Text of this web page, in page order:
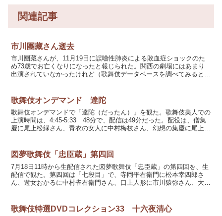
関連記事
市川團藏さん逝去
市川團藏さんが、11月19日に誤嚥性肺炎による敗血症ショックのた
め73歳でお亡くなりになったと報じられた。関西の劇場にはあまり
出演されていなかったけれど（歌舞伎データベースを調べてみると、
歌舞伎オンデマンド 達陀
歌舞伎オンデマンドで「達陀（だったん）」を観た。歌舞伎美人での
上演時間は、4:45-5:33 48分で、配信は49分だった。配役は、僧集
慶に尾上松緑さん、青衣の女人に中村梅枝さん、幻想の集慶に尾上左
図夢歌舞伎「忠臣蔵」第四回
7月18日11時から生配信された図夢歌舞伎「忠臣蔵」の第四回を、生
配信で観た。第四回は「七段目」で、寺岡平右衛門に松本幸四郎さ
ん、遊女おかるに中村雀右衛門さん、口上人形に市川猿弥さん、大星
歌舞伎特選DVDコレクション33 十六夜清心